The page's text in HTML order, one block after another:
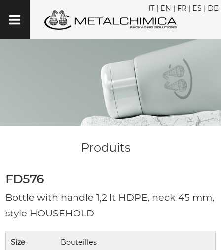
IT| EN | FR | ES | DE
Produits
FD576
Bottle with handle 1,2 lt HDPE, neck 45 mm,
style HOUSEHOLD
Size Bouteilles